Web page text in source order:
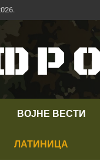
ВОЈНЕ ВЕСТИ
ЛАТИНИЦА